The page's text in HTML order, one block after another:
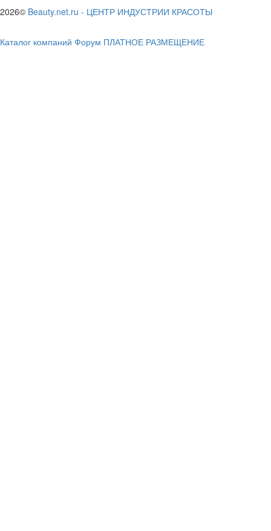
2026© Beauty.net.ru - ЦЕНТР ИНДУСТРИИ КРАСОТЫ
Каталог компаний Форум ПЛАТНОЕ РАЗМЕЩЕНИЕ